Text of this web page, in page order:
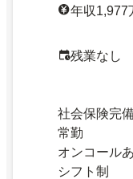
年収1,977
残業なし
社会保険完
常勤
オンコール
シフト制